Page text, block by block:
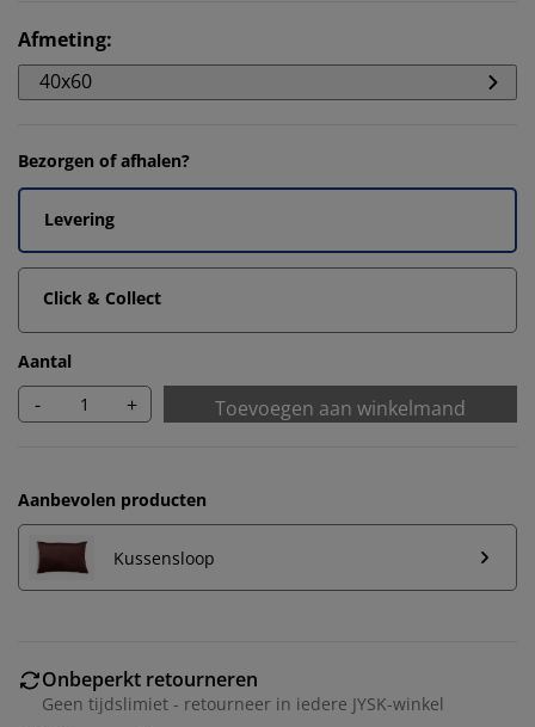
Afmeting:
40x60
Bezorgen of afhalen?
Levering
Click & Collect
Aantal
- + Toevoegen aan winkelmand
Aanbevolen producten
Kussensloop
Onbeperkt retourneren
Geen tijdslimiet - retourneer in iedere JYSK-winkel